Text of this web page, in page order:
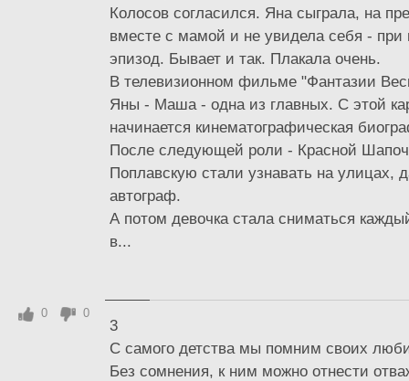
Колосов согласился. Яна сыграла, на
вместе с мамой и не увидела себя -
эпизод. Бывает и так. Плакала очень.
В телевизионном фильме "Фантазии
Яны - Маша - одна из главных. С этой
начинается кинематографическая
После следующей роли - Красной
Поплавскую стали узнавать на улицах,
автограф.
А потом девочка стала сниматься
в...
3
С самого детства мы помним своих
Без сомнения, к ним можно отнести
0 0